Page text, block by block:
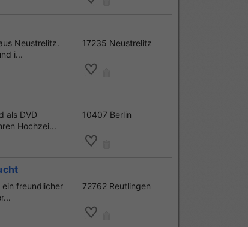
Neustrelitz.
i...
17235 Neustrelitz
als DVD
Hochzei...
10407 Berlin
ein freundlicher
72762 Reutlingen